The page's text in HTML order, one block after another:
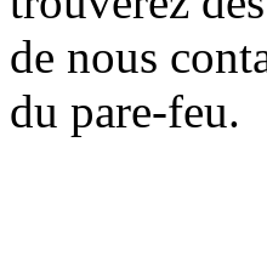
de nous
du pare-feu.